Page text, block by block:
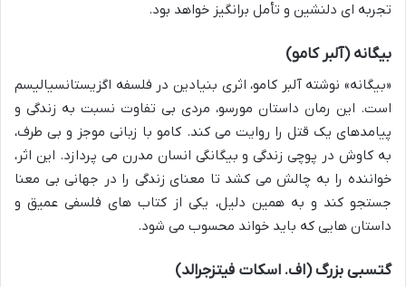
تجربه ای دلنشین و تأمل برانگیز خواهد بود.
بیگانه (آلبر کامو)
«بیگانه» نوشته آلبر کامو، اثری بنیادین در فلسفه اگزیستانسیالیسم
است. این رمان داستان مورسو، مردی بی تفاوت نسبت به زندگی و
پیامدهای یک قتل را روایت می کند. کامو با زبانی موجز و بی طرف،
به کاوش در پوچی زندگی و بیگانگی انسان مدرن می پردازد. این اثر،
خواننده را به چالش می کشد تا معنای زندگی را در جهانی بی معنا
جستجو کند و به همین دلیل، یکی از کتاب های فلسفی عمیق و
داستان هایی که باید خواند محسوب می شود.
گتسبی بزرگ (اف. اسکات فیتزجرالد)